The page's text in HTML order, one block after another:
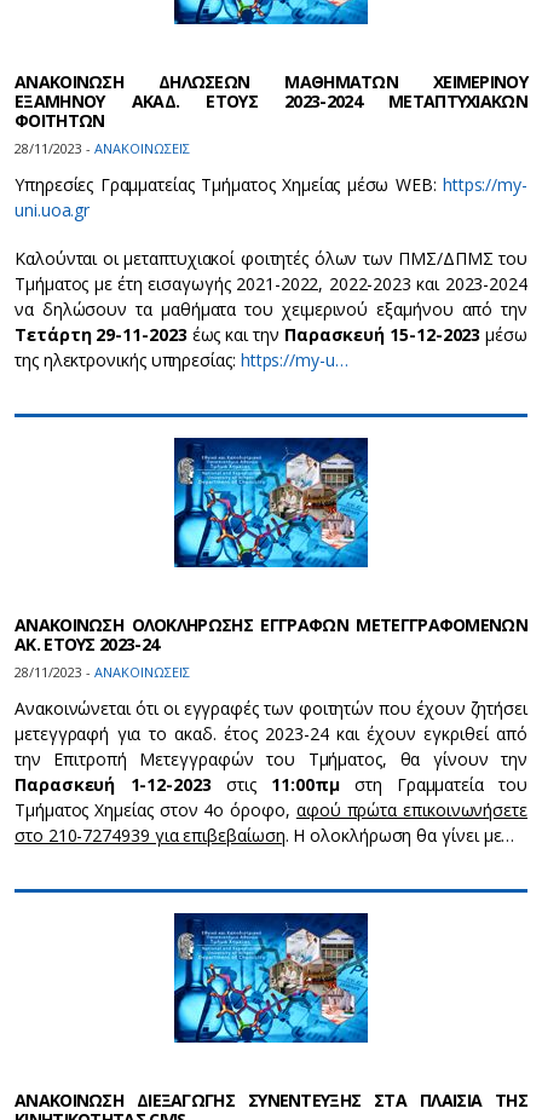
ΑΝΑΚΟΙΝΩΣΗ ΔΗΛΩΣΕΩΝ ΜΑΘΗΜΑΤΩΝ ΧΕΙΜΕΡΙΝΟΥ
ΕΞΑΜΗΝΟΥ ΑΚΑΔ. ΕΤΟΥΣ 2023-2024 ΜΕΤΑΠΤΥΧΙΑΚΩΝ
ΦΟΙΤΗΤΩΝ
28/11/2023 - ΑΝΑΚΟΙΝΩΣΕΙΣ
Υπηρεσίες Γραμματείας Τμήματος Χημείας μέσω WEB: https://my-
uni.uoa.gr
Καλούνται οι μεταπτυχιακοί φοιτητές όλων των ΠΜΣ/ΔΠΜΣ του
Τμήματος με έτη εισαγωγής 2021-2022, 2022-2023 και 2023-2024
να δηλώσουν τα μαθήματα του χειμερινού εξαμήνου από την
Τετάρτη 29-11-2023 έως και την Παρασκευή 15-12-2023 μέσω
της ηλεκτρονικής υπηρεσίας: https://my-u…
ΑΝΑΚΟΙΝΩΣΗ ΟΛΟΚΛΗΡΩΣΗΣ ΕΓΓΡΑΦΩΝ ΜΕΤΕΓΓΡΑΦΟΜΕΝΩΝ
ΑΚ. ΕΤΟΥΣ 2023-24
28/11/2023 - ΑΝΑΚΟΙΝΩΣΕΙΣ
Ανακοινώνεται ότι οι εγγραφές των φοιτητών που έχουν ζητήσει
μετεγγραφή για το ακαδ. έτος 2023-24 και έχουν εγκριθεί από
την Επιτροπή Μετεγγραφών του Τμήματος, θα γίνουν την
Παρασκευή 1-12-2023 στις 11:00πμστη Γραμματεία του
Τμήματος Χημείας στον 4ο όροφο, αφού πρώτα επικοινωνήσετε
στο 210-7274939 για επιβεβαίωση. Η ολοκλήρωση θα γίνει με…
ΑΝΑΚΟΙΝΩΣΗ ΔΙΕΞΑΓΩΓΗΣ ΣΥΝΕΝΤΕΥΞΗΣ ΣΤΑ ΠΛΑΙΣΙΑ ΤΗΣ